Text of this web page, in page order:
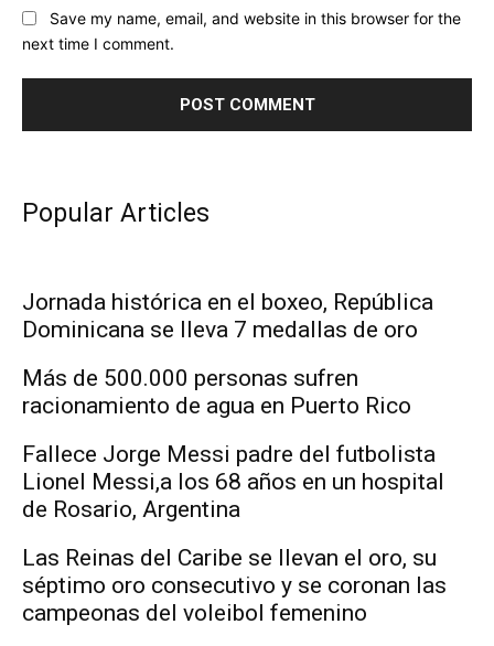
Save my name, email, and website in this browser for the
next time I comment.
Popular Articles
Jornada histórica en el boxeo, República
Dominicana se lleva 7 medallas de oro
Más de 500.000 personas sufren
racionamiento de agua en Puerto Rico
Fallece Jorge Messi padre del futbolista
Lionel Messi,a los 68 años en un hospital
de Rosario, Argentina
Las Reinas del Caribe se llevan el oro, su
séptimo oro consecutivo y se coronan las
campeonas del voleibol femenino